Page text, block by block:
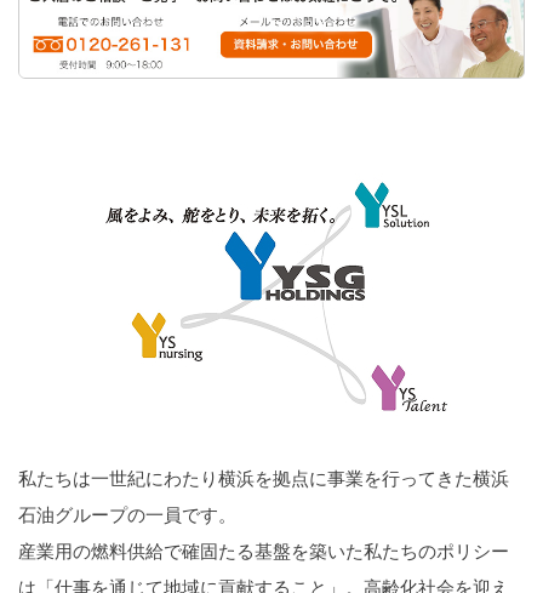
私たちは一世紀にわたり横浜を拠点に事業を行ってきた横浜
石油グループの一員です。
産業用の燃料供給で確固たる基盤を築いた私たちのポリシー
は「仕事を通じて地域に貢献すること」。高齢化社会を迎え